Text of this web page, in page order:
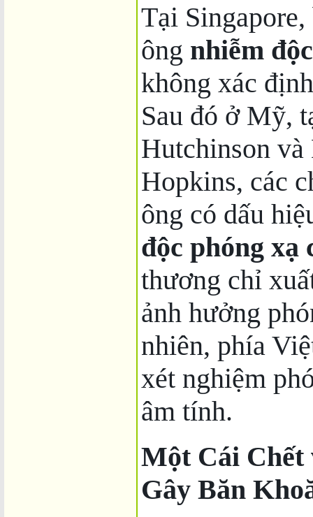
Tại
ông nhiễm
không xác
Sau đó ở Mỹ,
Hutchinson và
Hopkins, các
ông có dấu
độc phóng xạ
thương chỉ
ảnh hưởng
nhiên, phía
xét nghiệm
âm tính.
Một Cái Chết
Gây Băn